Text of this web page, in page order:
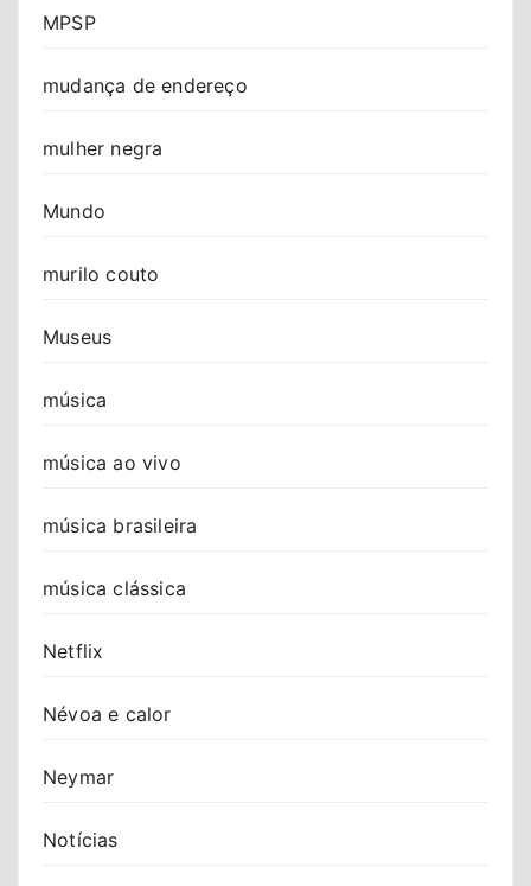
MPSP
mudança de endereço
mulher negra
Mundo
murilo couto
Museus
música
música ao vivo
música brasileira
música clássica
Netflix
Névoa e calor
Neymar
Notícias